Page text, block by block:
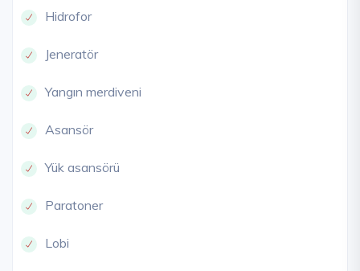
Hidrofor
Jeneratör
Yangın merdiveni
Asansör
Yük asansörü
Paratoner
Lobi